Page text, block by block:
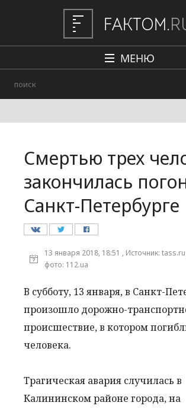
МЕНЮ
Авто
Происшествия
Редакция
Смертью трех
закончилась
Санкт-Петербурге
13 января 2018, 18:51 , Источник:
фото: 112.ua
В субботу, 13 января, в Санкт-
произошло дорожно-
происшествие, в котором
человека.
Трагическая авария случилась в
Калининском районе города, на